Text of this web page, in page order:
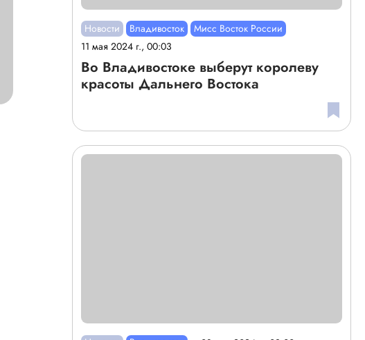
Новости Владивосток
Мисс Восток России
11 мая 2024 г., 00:03
Во Владивостоке выберут королеву
красоты Дальнего Востока